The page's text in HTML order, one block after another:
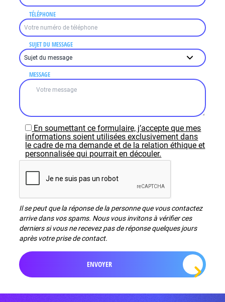
TÉLÉPHONE
SUJET DU MESSAGE
MESSAGE
En soumettant ce formulaire, j’accepte que mes
informations soient utilisées exclusivement dans
le cadre de ma demande et de la relation éthique et
personnalisée qui pourrait en découler.
Il se peut que la réponse de la personne que vous contactez
arrive dans vos spams. Nous vous invitons à vérifier ces
derniers si vous ne recevez pas de réponse quelques jours
après votre prise de contact.